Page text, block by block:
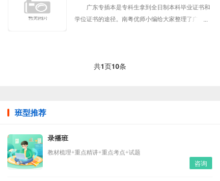
广东专插本是专科生拿到全日制本科毕业证书和
学位证书的途径。南粤优师小编给大家整理了广东专
共1页10条
班型推荐
录播班
教材梳理+重点精讲+重点考点+试题
咨询